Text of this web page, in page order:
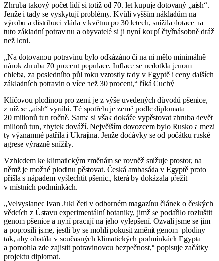
Zhruba takový počet lidí si totiž od 70. let kupuje dotovaný „aish“.
Jenže i tady se vyskytují problémy. Kvůli vyšším nákladům na
výrobu a distribuci vláda v květnu po 30 letech, snížila dotace na
tuto základní potravinu a obyvatelé si ji nyní koupí čtyřnásobně dráž
než loni.
„Na dotovanou potravinu bylo odkázáno či na ni mělo minimálně
nárok zhruba 70 procent populace. Inflace se nedotkla jenom
chleba, za posledního půl roku vzrostly tady v Egyptě i ceny dalších
základních potravin o více než 30 procent,“ říká Cuchý.
Klíčovou plodinou pro zemi je z výše uvedených důvodů pšenice,
z níž se „aish“ vyrábí. Té spotřebuje země podle diplomata
20 milionů tun ročně. Sama si však dokáže vypěstovat zhruba devět
milionů tun, zbytek dováží. Největším dovozcem bylo Rusko a mezi
ty významné patřila i Ukrajina. Jenže dodávky se od počátku ruské
agrese výrazně snížily.
Vzhledem ke klimatickým změnám se rovněž snižuje prostor, na
němž je možné plodinu pěstovat. Česká ambasáda v Egyptě proto
přišla s nápadem vyšlechtit pšenici, která by dokázala přežít
v místních podmínkách.
„Velvyslanec Ivan Jukl četl v odborném magazínu článek o českých
vědcích z Ústavu experimentální botaniky, jimž se podařilo rozluštit
genom pšenice a nyní pracují na jeho vylepšení. Ozvali jsme se jim
a poprosili jsme, jestli by se mohli pokusit změnit genom plodiny
tak, aby obstála v současných klimatických podmínkách Egypta
a pomohla zde zajistit potravinovou bezpečnost,“ popisuje začátky
projektu diplomat.